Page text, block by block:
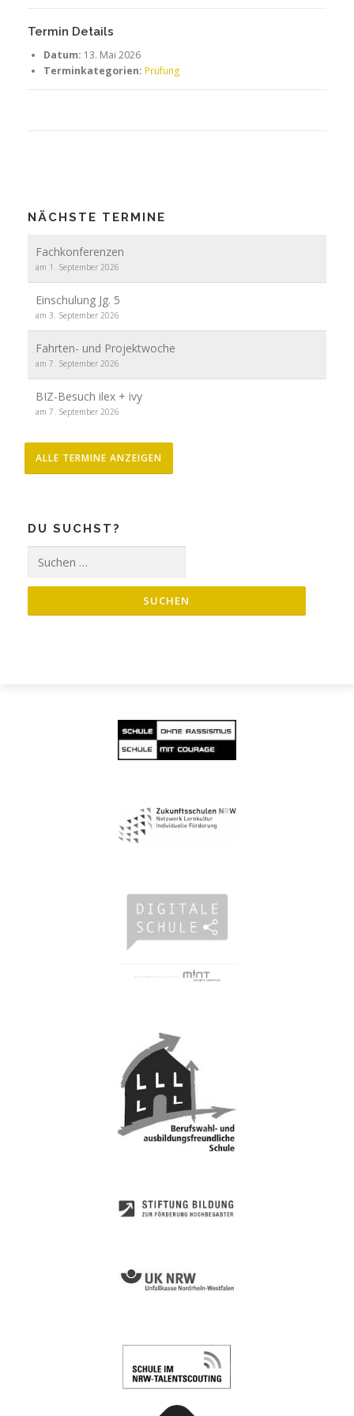
Termin Details
Datum: 13. Mai 2026
Terminkategorien: Prüfung
NÄCHSTE TERMINE
Fachkonferenzen
am 1. September 2026
Einschulung Jg. 5
am 3. September 2026
Fahrten- und Projektwoche
am 7. September 2026
BIZ-Besuch ilex + ivy
am 7. September 2026
ALLE TERMINE ANZEIGEN
DU SUCHST?
nach: